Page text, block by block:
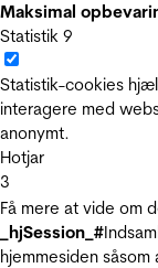
Maksimal
Statistik 9
Statistik-cookies
interagere med
anonymt.
Hotjar
3
Få mere at vide om
_hjSession_#
hjemmesiden